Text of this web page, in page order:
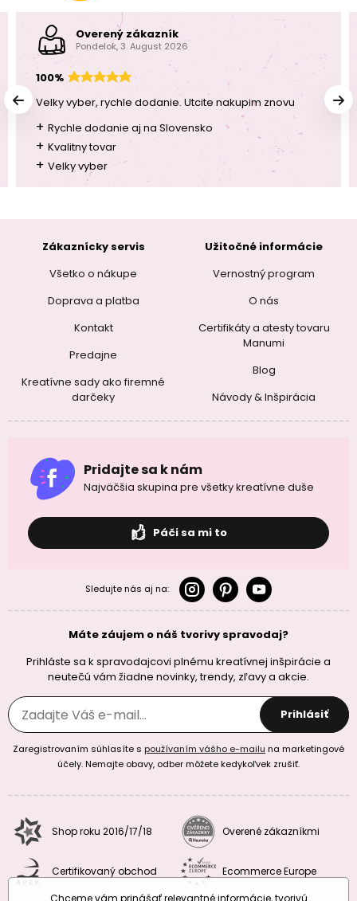
Overený zákazník
Pondelok, 3. August 2026
100%
Velky vyber, rychle dodanie. Utcite nakupim znovu
+ Rychle dodanie aj na Slovensko
+ Kvalitny tovar
+ Velky vyber
Zákaznícky servis
Všetko o nákupe
Doprava a platba
Kontakt
Predajne
Kreatívne sady ako firemné
darčeky
Užitočné informácie
Vernostný program
O nás
Certifikáty a atesty tovaru
Manumi
Blog
Návody & Inšpirácia
Pridajte sa k nám
Najväčšia skupina pre všetky kreatívne duše
Páči sa mi to
Sledujte nás aj na:
Máte záujem o náš tvorivy spravodaj?
Prihláste sa k spravodajcovi plnému kreatívnej inšpirácie a
neutečú vám žiadne novinky, trendy, zľavy a akcie.
Prihlásiť
Zaregistrovaním súhlasíte s používaním vášho e-mailu na marketingové
účely. Nemajte obavy, odber môžete kedykoľvek zrušiť.
Shop roku 2016/17/18 Overené zákazníkmi
Certifikovaný obchod
Ecommerce Europe
Chceme vám prinášať relevantné informácie, tvorivú